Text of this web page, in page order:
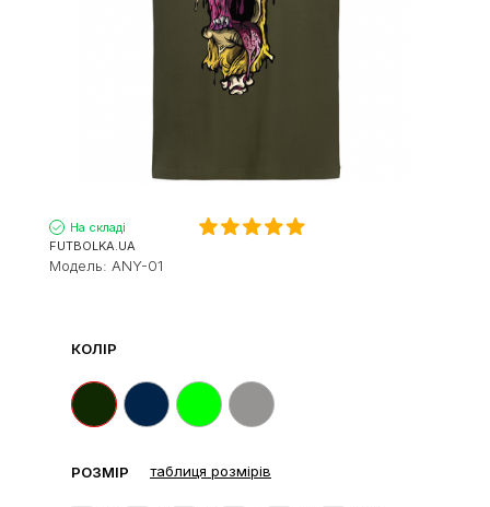
На складі
FUTBOLKA.UA
Модель: ANY-01
КОЛІР
РОЗМІР таблиця розмірів